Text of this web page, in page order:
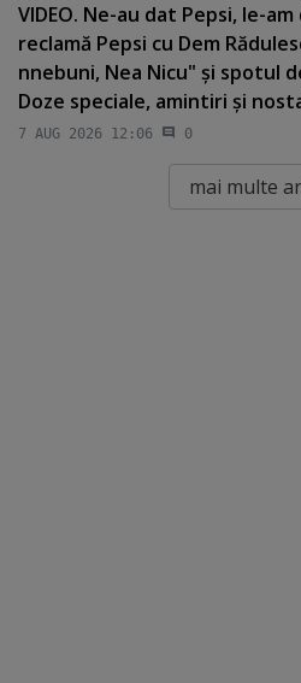
VIDEO. Ne-au dat Pepsi, le-
reclamă Pepsi cu Dem
nnebuni, Nea Nicu" şi spotul
Doze speciale, amintiri şi
7 AUG 2026 12:06 0
mai multe